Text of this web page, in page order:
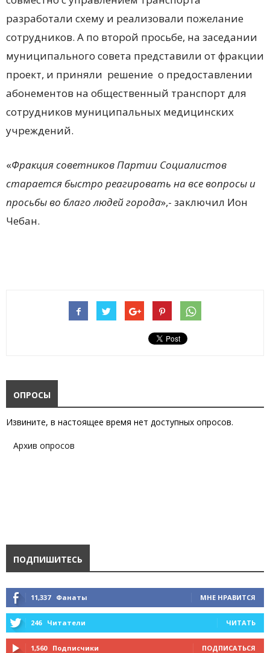
разработали схему и реализовали пожелание
сотрудников. А по второй просьбе, на заседании
муниципального совета представили от фракции
проект, и приняли решение о предоставлении
абонементов на общественный транспорт для
сотрудников муниципальных медицинских
учреждений.
«Фракция советников Партии Социалистов
старается быстро реагировать на все вопросы и
просьбы во благо людей города»,- заключил Ион
Чебан.
ОПРОСЫ
Извините, в настоящее время нет доступных опросов.
Архив опросов
ПОДПИШИТЕСЬ
11,337 Фанаты МНЕ НРАВИТСЯ
246 Читатели ЧИТАТЬ
1,560 Подписчики ПОДПИСАТЬСЯ